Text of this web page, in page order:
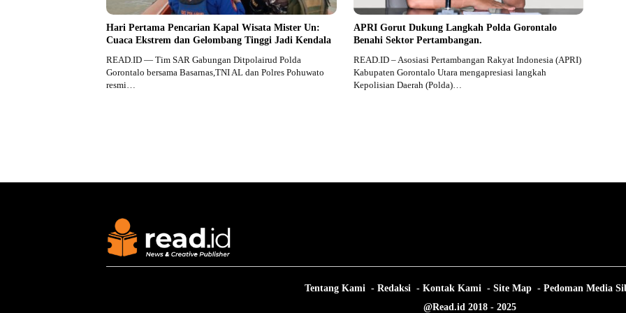
Hari Pertama Pencarian Kapal Wisata Mister Un:
Cuaca Ekstrem dan Gelombang Tinggi Jadi Kendala
READ.ID — Tim SAR Gabungan Ditpolairud Polda
Gorontalo bersama Basarnas,TNI AL dan Polres Pohuwato
resmi…
APRI Gorut Dukung Langkah Polda Gorontalo
Benahi Sektor Pertambangan.
READ.ID – Asosiasi Pertambangan Rakyat Indonesia (APRI)
Kabupaten Gorontalo Utara mengapresiasi langkah
Kepolisian Daerah (Polda)…
Tentang Kami Redaksi Kontak Kami Site Map
Pedoman Media
@Read.id 2018 - 2025